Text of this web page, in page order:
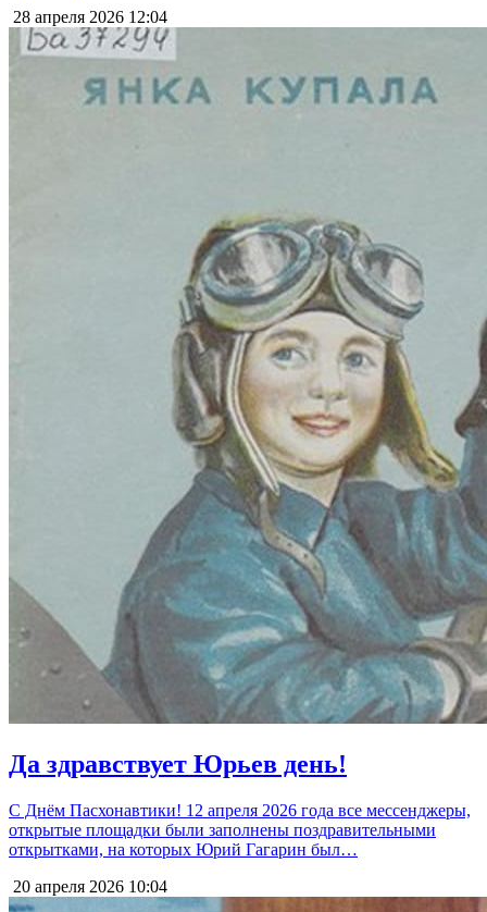
28 апреля 2026 12:04
Да здравствует Юрьев день!
С Днём Пасхонавтики! 12 апреля 2026 года все мессенджеры,
открытые площадки были заполнены поздравительными
открытками, на которых Юрий Гагарин был…
20 апреля 2026 10:04